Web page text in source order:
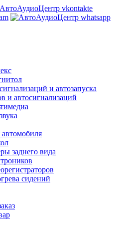
и автозапуска
и автосигнализаций
заднего вида
сидений